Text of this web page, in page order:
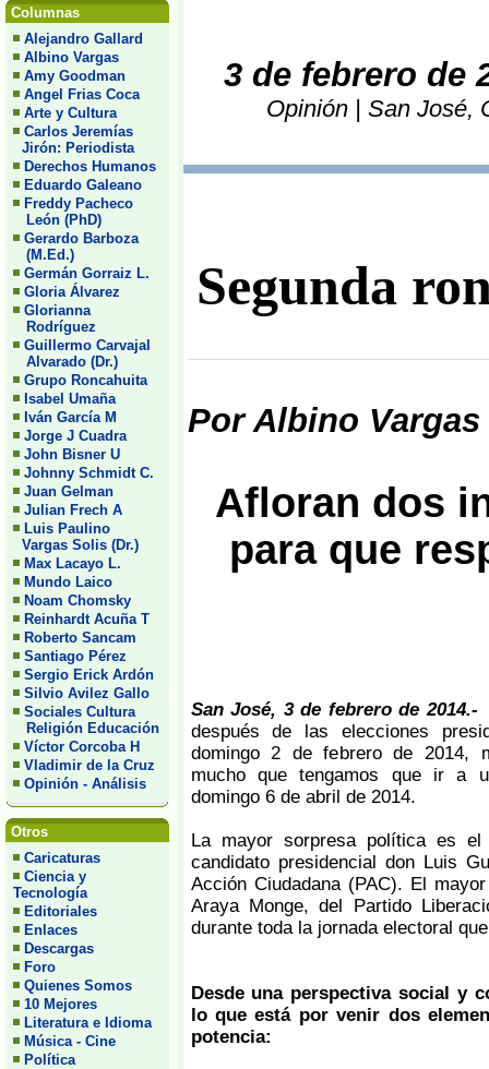
Columnas
Alejandro Gallard
Albino Vargas
Amy Goodman
Angel Frias Coca
Arte y Cultura
Carlos Jeremías
Jirón: Periodista
Derechos Humanos
Eduardo Galeano
Freddy Pacheco
León (PhD)
Gerardo Barboza
(M.Ed.)
Germán Gorraiz L.
Gloria Álvarez
Glorianna
Rodríguez
Guillermo Carvajal
Alvarado (Dr.)
Grupo Roncahuita
Isabel Umaña
Iván García M
Jorge J Cuadra
John Bisner U
Johnny Schmidt C.
Juan Gelman
Julian Frech A
Luis Paulino
Vargas Solis (Dr.)
Max Lacayo L.
Mundo Laico
Noam Chomsky
Reinhardt Acuña T
Roberto Sancam
Santiago Pérez
Sergio Erick Ardón
Silvio Avilez Gallo
Sociales Cultura
Religión Educación
Víctor Corcoba H
Vladimir de la Cruz
Opinión - Análisis
Otros
Caricaturas
Ciencia y
Tecnología
Editoriales
Enlaces
Descargas
Foro
Quienes Somos
10 Mejores
Literatura e Idioma
Música - Cine
Política
3 de febrero de
Opinión | San José,
Segunda
Por Albino
Afloran dos
para que
San José, 3 de febrero de
después de las elecciones
domingo 2 de febrero de 2014,
mucho que tengamos que ir a
domingo 6 de abril de 2014.
La mayor sorpresa política es
candidato presidencial don Luis
Acción Ciudadana (PAC). El
Araya Monge, del Partido
durante toda la jornada electoral
Desde una perspectiva social y
lo que está por venir dos
potencia: